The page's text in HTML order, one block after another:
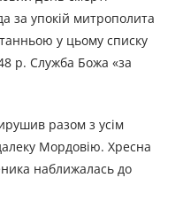
за упокій митрополита
у цьому списку
р. Служба Божа «за
разом з усім
Мордовію. Хресна
наближалась до